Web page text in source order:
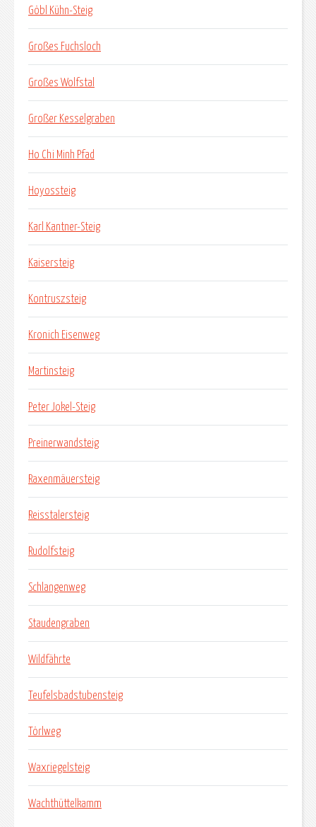
Göbl Kühn-Steig
Großes Fuchsloch
Großes Wolfstal
Großer Kesselgraben
Ho Chi Minh Pfad
Hoyossteig
Karl Kantner-Steig
Kaisersteig
Kontruszsteig
Kronich Eisenweg
Martinsteig
Peter Jokel-Steig
Preinerwandsteig
Raxenmäuersteig
Reisstalersteig
Rudolfsteig
Schlangenweg
Staudengraben
Wildfährte
Teufelsbadstubensteig
Törlweg
Waxriegelsteig
Wachthüttelkamm